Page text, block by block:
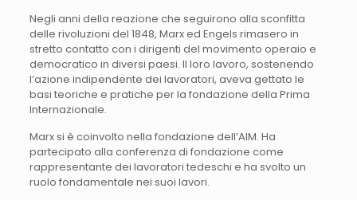
Negli anni della reazione che seguirono alla sconfitta
delle rivoluzioni del 1848, Marx ed Engels rimasero in
stretto contatto con i dirigenti del movimento operaio e
democratico in diversi paesi. Il loro lavoro, sostenendo
l’azione indipendente dei lavoratori, aveva gettato le
basi teoriche e pratiche per la fondazione della Prima
Internazionale.
Marx si è coinvolto nella fondazione dell’AIM. Ha
partecipato alla conferenza di fondazione come
rappresentante dei lavoratori tedeschi e ha svolto un
ruolo fondamentale nei suoi lavori.